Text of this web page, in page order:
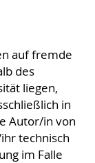
auf fremde
des
liegen,
in
Autor/in von
technisch
im Falle